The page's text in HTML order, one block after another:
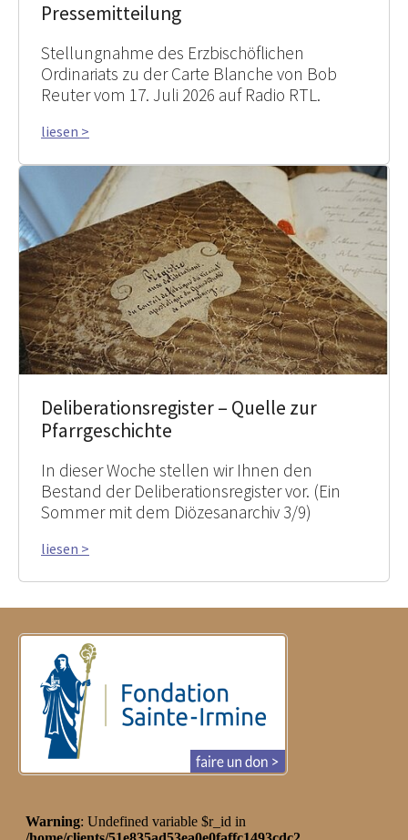
Pressemitteilung
Stellungnahme des Erzbischöflichen
Ordinariats zu der Carte Blanche von Bob
Reuter vom 17. Juli 2026 auf Radio RTL.
liesen >
Deliberationsregister – Quelle zur
Pfarrgeschichte
In dieser Woche stellen wir Ihnen den
Bestand der Deliberationsregister vor. (Ein
Sommer mit dem Diözesanarchiv 3/9)
liesen >